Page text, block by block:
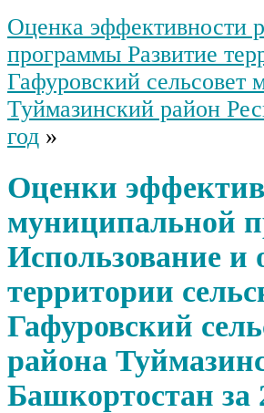
Оценка эффективности
программы Развитие
Гафуровский сельсовет
Туймазинский район
год »
Оценки
муниципальной
Использование и
территории
Гафуровский
района
Башкортостан за